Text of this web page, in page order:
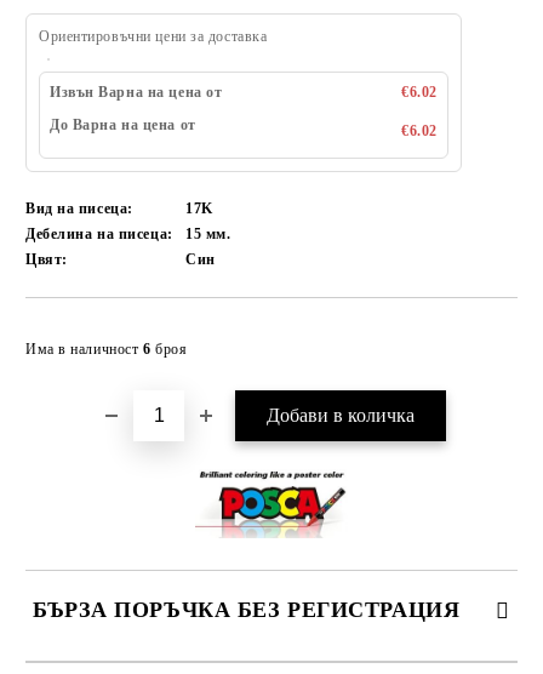
Ориентировъчни цени за доставка
Извън Варна на цена от
€6.02
До Варна на цена от
€6.02
Вид на писеца:
17K
Дебелина на писеца:
15 мм.
Цвят:
Син
Има в наличност 6 броя
БЪРЗА ПОРЪЧКА БЕЗ РЕГИСТРАЦИЯ